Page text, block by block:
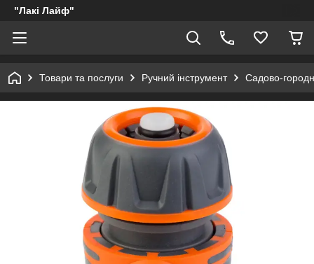
"Лакі Лайф"
Товари та послуги Ручний інструмент Садово-